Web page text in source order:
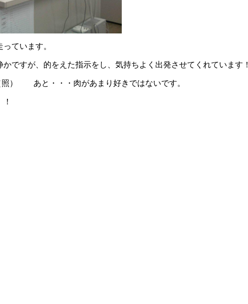
ています。
ですが、的をえた指示をし、気持ちよく出発させてくれています！
照） あと・・・肉があまり好きではないです。